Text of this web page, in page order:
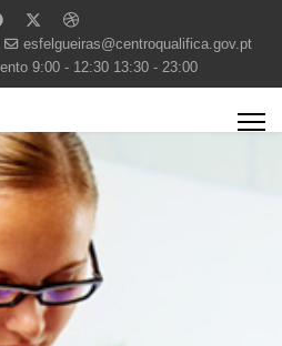
esfelgueiras@centroqualifica.gov.pt
9:00 - 12:30 13:30 - 23:00